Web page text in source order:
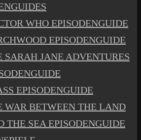
WHO EPISODENGUIDE
EPISODENGUIDE
SARAH JANE ADVENTURES
EPISODENGUIDE
WAR BETWEEN THE LAND
THE SEA EPISODENGUIDE